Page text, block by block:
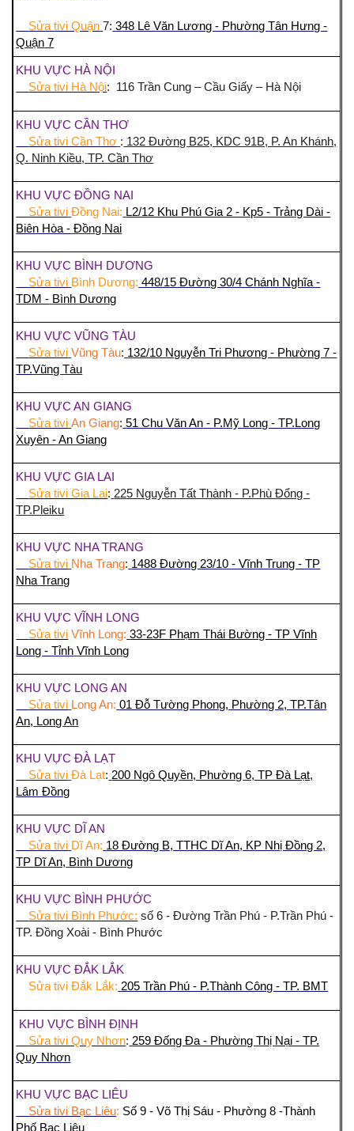
Sửa tivi Quận 7: 348 Lê Văn Lương - Phường Tân Hưng -
Quận 7
KHU VỰC HÀ NỘI
Sửa tivi Hà Nội: 116 Trần Cung – Cầu Giấy – Hà Nội
KHU VỰC CẦN THƠ
Sửa tivi Cần Thơ : 132 Đường B25, KDC 91B, P. An Khánh,
Q. Ninh Kiều, TP. Cần Thơ
KHU VỰC ĐỒNG NAI
Sửa tivi Đồng Nai: L2/12 Khu Phú Gia 2 - Kp5 - Trảng Dài -
Biên Hòa - Đồng Nai
KHU VỰC BÌNH DƯƠNG
Sửa tivi Bình Dương: 448/15 Đường 30/4 Chánh Nghĩa -
TDM - Bình Dương
KHU VỰC VŨNG TÀU
Sửa tivi Vũng Tàu: 132/10 Nguyễn Tri Phương - Phường 7 -
TP.Vũng Tàu
KHU VỰC AN GIANG
Sửa tivi An Giang: 51 Chu Văn An - P.Mỹ Long - TP.Long
Xuyên -An Giang
KHU VỰC GIA LAI
Sửa tivi Gia Lai: 225 Nguyễn Tất Thành - P.Phù Đổng -
TP.Pleiku
KHU VỰC NHA TRANG
Sửa tivi Nha Trang: 1488 Đường 23/10 - Vĩnh Trung - TP
Nha Trang
KHU VỰC VĨNH LONG
Sửa tivi Vĩnh Long: 33-23F Phạm Thái Bường - TP Vĩnh
Long - Tỉnh Vĩnh Long
KHU VỰC LONG AN
Sửa tivi Long An: 01 Đỗ Tường Phong, Phường 2, TP.Tân
An, Long An
KHU VỰC ĐÀ LẠT
Sửa tivi Đà Lạt: 200 Ngô Quyền, Phường 6, TP Đà Lạt,
Lâm Đồng
KHU VỰC DĨ AN
Sửa tivi Dĩ An: 18 Đường B, TTHC Dĩ An, KP Nhị Đồng 2,
TP Dĩ An, Bình Dương
KHU VỰC BÌNH PHƯỚC
Sửa tivi Bình Phước: số 6 - Đường Trần Phú - P.Trần Phú -
TP. Đồng Xoài - Bình Phước
KHU VỰC ĐẮK LẮK
Sửa tivi Đắk Lắk: 205 Trần Phú - P.Thành Công - TP. BMT
KHU VỰC BÌNH ĐỊNH
Sửa tivi Quy Nhơn: 259 Đống Đa - Phường Thị Nại - TP.
Quy Nhơn
KHU VỰC BẠC LIÊU
Sửa tivi Bạc Liêu: Số 9 - Võ Thị Sáu - Phường 8 -Thành
Phố Bạc Liêu